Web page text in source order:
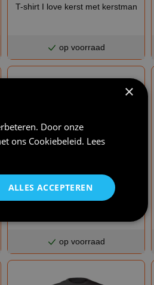
T-shirt I love kerst met kerstman
op voorraad
€ 24,95
T-shirt kerstman lange mouw ik
op voorraad
×
Door onze
ons Cookiebeleid. Lees
ALLES ACCEPTEREN